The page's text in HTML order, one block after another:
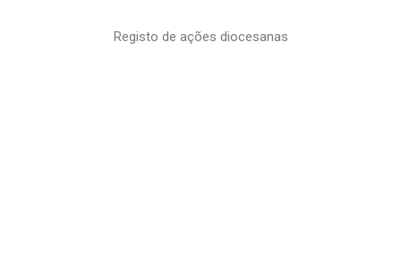
Registo de ações diocesanas